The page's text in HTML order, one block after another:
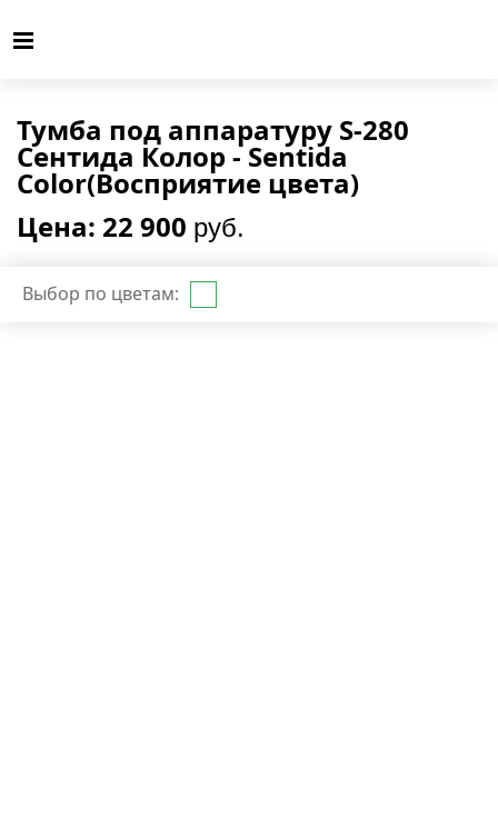
Тумба под аппаратуру S-280
Сентида Колор - Sentida
Color(Восприятие цвета)
Цена: 22 900 руб.
Выбор по цветам: